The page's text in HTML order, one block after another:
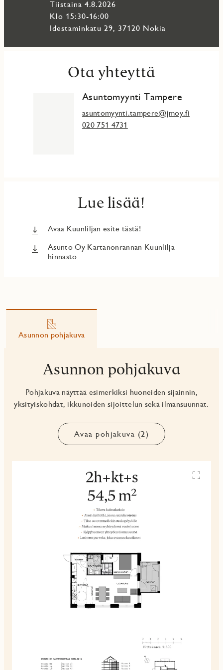
tiistaina 4.8.2026
Klo 15:30-16:00
Idestaminkatu 29, 37120 Nokia
Ota yhteyttä
Asuntomyynti Tampere
asuntomyynti.tampere@jmoy.fi
020 751 4731
Lue lisää!
Avaa Kuunliljan esite tästä!
Asunto Oy Kartanonrannan Kuunlilja
hinnasto
Asunnon pohjakuva
Asunnon pohjakuva
Pohjakuva näyttää esimerkiksi huoneiden sijainnin,
yksityiskohdat, ikkunoiden sijoittelun sekä ilmansuunnat.
Avaa pohjakuva (2)
Avaa